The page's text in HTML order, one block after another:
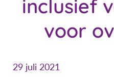
inclusief
voor
29 juli 2021